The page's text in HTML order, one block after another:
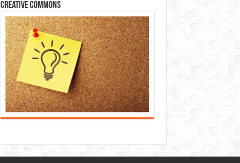
Creative Commons